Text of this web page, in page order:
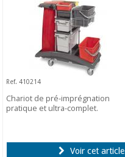
Ref. 410214
Chariot de pré-imprégnation
pratique et ultra-complet.
Voir cet article